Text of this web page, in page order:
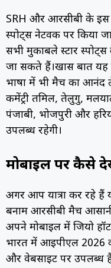
SRH और आरसीबी के इस
स्पोर्ट्स नेटवर्क पर
सभी मुकाबले स्टार
जा सकते हैं।खास बात यह
भाषा में भी मैच का
कमेंट्री तमिल, तेलुगु,
पंजाबी, भोजपुरी और
उपलब्ध रहेगी।
मोबाइल पर कैसे
अगर आप यात्रा कर रहे हैं
बनाम आरसीबी मैच
अपने मोबाइल में जियो
भारत में आईपीएल 2026
और वेबसाइट पर उपलब्ध